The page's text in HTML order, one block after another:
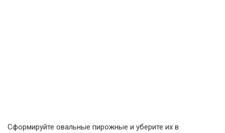
Сформируйте овальные пирожные и уберите их в